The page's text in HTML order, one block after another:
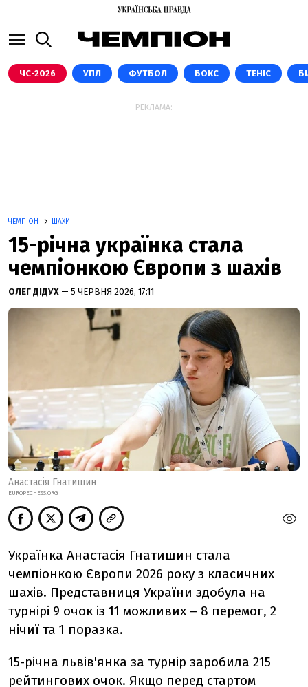
ЧС-2026 УПЛ ФУТБОЛ БОКС ТЕНІС
РЕКЛАМА:
ЧЕМПІОН ШАХИ
15-річна українка стала
чемпіонкою Європи з шахів
ОЛЕГ ДІДУХ — 5 ЧЕРВНЯ 2026, 17:11
Анастасія Гнатишин
EUROPECHESS.ORG
Українка Анастасія Гнатишин стала
чемпіонкою Європи 2026 року з класичних
шахів. Представниця України здобула на
турнірі 9 очок із 11 можливих – 8 перемог, 2
нічиї та 1 поразка.
15-річна львів'янка за турнір заробила 215
рейтингових очок. Якщо перед стартом